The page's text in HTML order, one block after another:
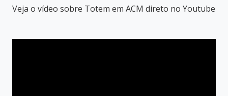
Veja o vídeo sobre Totem em ACM direto no Youtube